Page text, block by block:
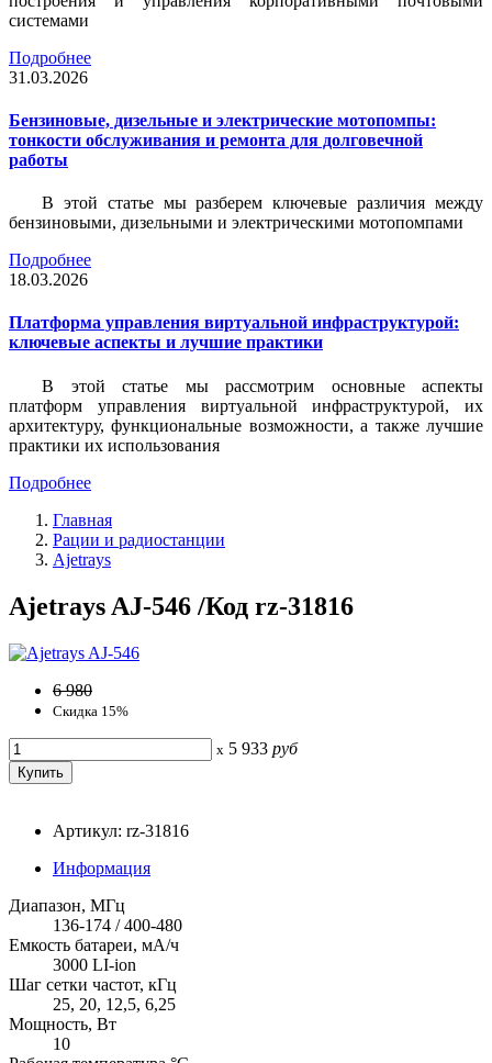
системами
Подробнее
31.03.2026
Бензиновые, дизельные и электрические мотопомпы:
тонкости обслуживания и ремонта для долговечной
работы
В этой статье мы разберем ключевые различия между
бензиновыми, дизельными и электрическими мотопомпами
Подробнее
18.03.2026
Платформа управления виртуальной инфраструктурой:
ключевые аспекты и лучшие практики
В этой статье мы рассмотрим основные аспекты
платформ управления виртуальной инфраструктурой, их
архитектуру, функциональные возможности, а также лучшие
практики их использования
Подробнее
Главная
Рации и радиостанции
Ajetrays
Ajetrays AJ-546 /Код rz-31816
6 980
Скидка 15%
x 5 933 руб
Артикул: rz-31816
Информация
Диапазон, МГц
136-174 / 400-480
Емкость батареи, мА/ч
3000 LI-ion
Шаг сетки частот, кГц
25, 20, 12,5, 6,25
Мощность, Вт
10